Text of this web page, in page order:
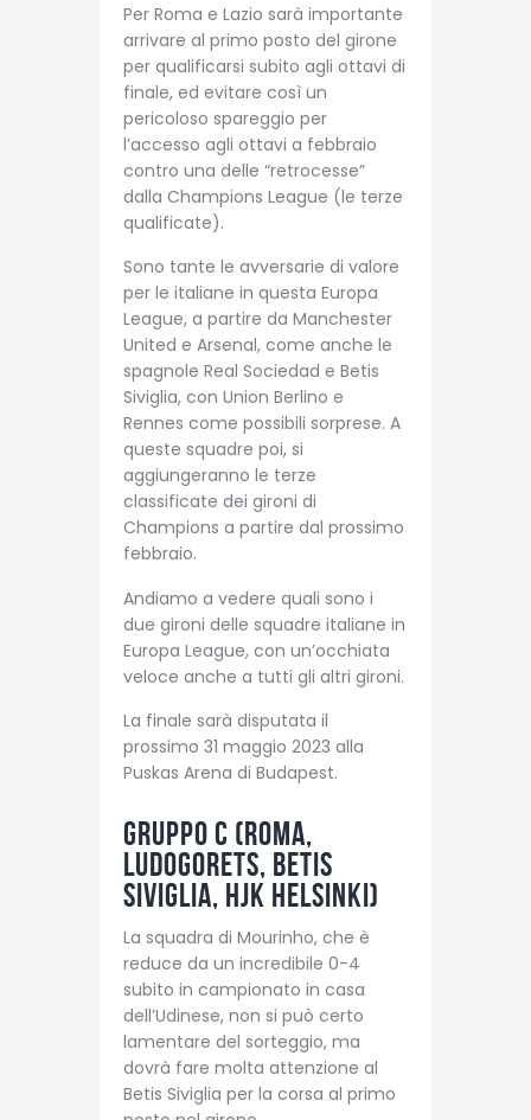
Per Roma e Lazio sarà importante
arrivare al primo posto del girone
per qualificarsi subito agli ottavi di
finale, ed evitare così un
pericoloso spareggio per
l’accesso agli ottavi a febbraio
contro una delle “retrocesse”
dalla Champions League (le terze
qualificate).
Sono tante le avversarie di valore
per le italiane in questa Europa
League, a partire da Manchester
United e Arsenal, come anche le
spagnole Real Sociedad e Betis
Siviglia, con Union Berlino e
Rennes come possibili sorprese. A
queste squadre poi, si
aggiungeranno le terze
classificate dei gironi di
Champions a partire dal prossimo
febbraio.
Andiamo a vedere quali sono i
due gironi delle squadre italiane in
Europa League, con un’occhiata
veloce anche a tutti gli altri gironi.
La finale sarà disputata il
prossimo 31 maggio 2023 alla
Puskas Arena di Budapest.
Gruppo C (Roma,
Ludogorets, Betis
Siviglia, HJK Helsinki)
La squadra di Mourinho, che è
reduce da un incredibile 0-4
subito in campionato in casa
dell’Udinese, non si può certo
lamentare del sorteggio, ma
dovrà fare molta attenzione al
Betis Siviglia per la corsa al primo